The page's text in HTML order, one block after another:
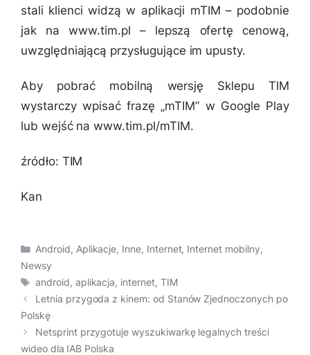
stali klienci widzą w aplikacji mTIM – podobnie
jak na www.tim.pl – lepszą ofertę cenową,
uwzględniającą przysługujące im upusty.
Aby pobrać mobilną wersję Sklepu TIM
wystarczy wpisać frazę „mTIM” w Google Play
lub wejść na www.tim.pl/mTIM.
źródło: TIM
Kan
Kategorie
Android, Aplikacje, Inne, Internet, Internet mobilny,
Newsy
Tagi
android, aplikacja, internet, TIM
Letnia przygoda z kinem: od Stanów Zjednoczonych po
Polskę
Netsprint przygotuje wyszukiwarkę legalnych treści
wideo dla IAB Polska